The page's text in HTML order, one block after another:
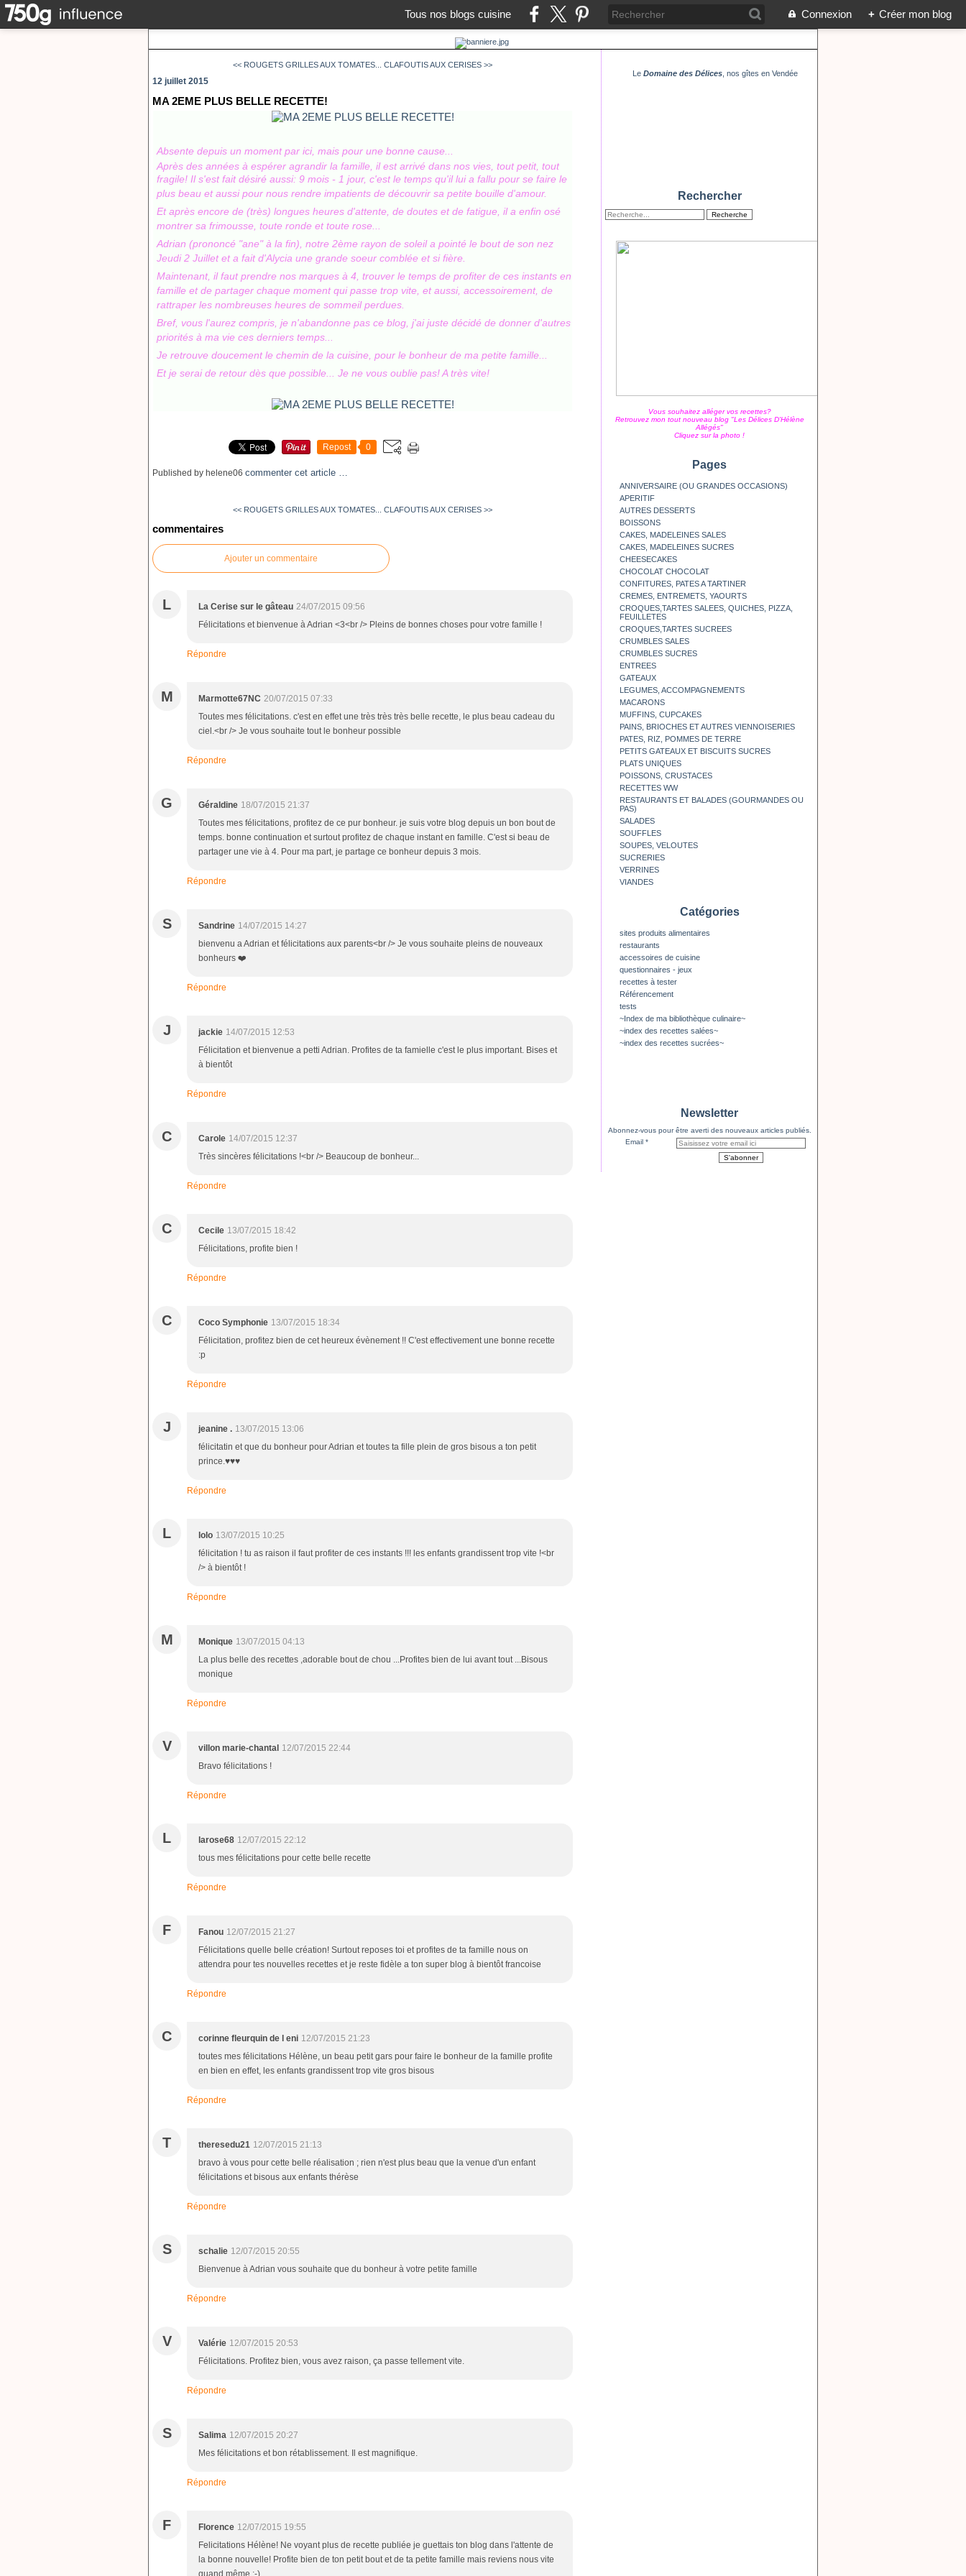
Tous nos blogs cuisine Connexion + Créer mon blog
<< ROUGETS GRILLES AUX TOMATES... CLAFOUTIS AUX CERISES >>
12 juillet 2015
MA 2EME PLUS BELLE RECETTE!
Absente depuis un moment par ici, mais pour une bonne cause...
Après des années à espérer agrandir la famille, il est arrivé dans nos vies, tout petit, tout
fragile! Il s'est fait désiré aussi: 9 mois - 1 jour, c'est le temps qu'il lui a fallu pour se faire le
plus beau et aussi pour nous rendre impatients de découvrir sa petite bouille d'amour.
Et après encore de (très) longues heures d'attente, de doutes et de fatigue, il a enfin osé
montrer sa frimousse, toute ronde et toute rose...
Adrian (prononcé "ane" à la fin), notre 2ème rayon de soleil a pointé le bout de son nez
Jeudi 2 Juillet et a fait d'Alycia une grande soeur comblée et si fière.
Maintenant, il faut prendre nos marques à 4, trouver le temps de profiter de ces instants en
famille et de partager chaque moment qui passe trop vite, et aussi, accessoirement, de
rattraper les nombreuses heures de sommeil perdues.
Bref, vous l'aurez compris, je n'abandonne pas ce blog, j'ai juste décidé de donner d'autres
priorités à ma vie ces derniers temps...
Je retrouve doucement le chemin de la cuisine, pour le bonheur de ma petite famille...
Et je serai de retour dès que possible... Je ne vous oublie pas! A très vite!
Repost 0
Published by helene06 commenter cet article …
<< ROUGETS GRILLES AUX TOMATES... CLAFOUTIS AUX CERISES >>
commentaires
Ajouter un commentaire
L La Cerise sur le gâteau 24/07/2015 09:56
Félicitations et bienvenue à Adrian <3<br /> Pleins de bonnes choses pour votre famille !
Répondre
M Marmotte67NC 20/07/2015 07:33
Toutes mes félicitations. c'est en effet une très très très belle recette, le plus beau cadeau du
ciel.<br /> Je vous souhaite tout le bonheur possible
Répondre
G Géraldine 18/07/2015 21:37
Toutes mes félicitations, profitez de ce pur bonheur. je suis votre blog depuis un bon bout de
temps. bonne continuation et surtout profitez de chaque instant en famille. C'est si beau de
partager une vie à 4. Pour ma part, je partage ce bonheur depuis 3 mois.
Répondre
S Sandrine 14/07/2015 14:27
bienvenu a Adrian et félicitations aux parents<br /> Je vous souhaite pleins de nouveaux
bonheurs ❤️
Répondre
J jackie 14/07/2015 12:53
Félicitation et bienvenue a petti Adrian. Profites de ta famielle c'est le plus important. Bises et
à bientôt
Répondre
C Carole 14/07/2015 12:37
Très sincères félicitations !<br /> Beaucoup de bonheur...
Répondre
C Cecile 13/07/2015 18:42
Félicitations, profite bien !
Répondre
C Coco Symphonie 13/07/2015 18:34
Félicitation, profitez bien de cet heureux évènement !! C'est effectivement une bonne recette
:p
Répondre
J jeanine . 13/07/2015 13:06
félicitatin et que du bonheur pour Adrian et toutes ta fille plein de gros bisous a ton petit
prince.♥♥♥
Répondre
L lolo 13/07/2015 10:25
félicitation ! tu as raison il faut profiter de ces instants !!! les enfants grandissent trop vite !<br
/> à bientôt !
Répondre
M Monique 13/07/2015 04:13
La plus belle des recettes ,adorable bout de chou ...Profites bien de lui avant tout ...Bisous
monique
Répondre
V villon marie-chantal 12/07/2015 22:44
Bravo félicitations !
Répondre
L larose68 12/07/2015 22:12
tous mes félicitations pour cette belle recette
Répondre
F Fanou 12/07/2015 21:27
Félicitations quelle belle création! Surtout reposes toi et profites de ta famille nous on
attendra pour tes nouvelles recettes et je reste fidèle a ton super blog à bientôt francoise
Répondre
C corinne fleurquin de l eni 12/07/2015 21:23
toutes mes félicitations Hélène, un beau petit gars pour faire le bonheur de la famille profite
en bien en effet, les enfants grandissent trop vite gros bisous
Répondre
T theresedu21 12/07/2015 21:13
bravo à vous pour cette belle réalisation ; rien n'est plus beau que la venue d'un enfant
félicitations et bisous aux enfants thérèse
Répondre
S schalie 12/07/2015 20:55
Bienvenue à Adrian vous souhaite que du bonheur à votre petite famille
Répondre
V Valérie 12/07/2015 20:53
Félicitations. Profitez bien, vous avez raison, ça passe tellement vite.
Répondre
S Salima 12/07/2015 20:27
Mes félicitations et bon rétablissement. Il est magnifique.
Répondre
F Florence 12/07/2015 19:55
Felicitations Hélène! Ne voyant plus de recette publiée je guettais ton blog dans l'attente de
la bonne nouvelle! Profite bien de ton petit bout et de ta petite famille mais reviens nous vite
quand même ;-)
Le Domaine des Délices, nos gîtes en Vendée
Rechercher
Vous souhaitez alléger vos recettes?
Retrouvez mon tout nouveau blog "Les Délices D'Hélène
Allégés"
Cliquez sur la photo !
Pages
ANNIVERSAIRE (OU GRANDES OCCASIONS)
APERITIF
AUTRES DESSERTS
BOISSONS
CAKES, MADELEINES SALES
CAKES, MADELEINES SUCRES
CHEESECAKES
CHOCOLAT CHOCOLAT
CONFITURES, PATES A TARTINER
CREMES, ENTREMETS, YAOURTS
CROQUES,TARTES SALEES, QUICHES, PIZZA,
FEUILLETES
CROQUES,TARTES SUCREES
CRUMBLES SALES
CRUMBLES SUCRES
ENTREES
GATEAUX
LEGUMES, ACCOMPAGNEMENTS
MACARONS
MUFFINS, CUPCAKES
PAINS, BRIOCHES ET AUTRES VIENNOISERIES
PATES, RIZ, POMMES DE TERRE
PETITS GATEAUX ET BISCUITS SUCRES
PLATS UNIQUES
POISSONS, CRUSTACES
RECETTES WW
RESTAURANTS ET BALADES (GOURMANDES OU
PAS)
SALADES
SOUFFLES
SOUPES, VELOUTES
SUCRERIES
VERRINES
VIANDES
Catégories
sites produits alimentaires
restaurants
accessoires de cuisine
questionnaires - jeux
recettes à tester
Référencement
tests
~Index de ma bibliothèque culinaire~
~index des recettes salées~
~index des recettes sucrées~
Newsletter
Abonnez-vous pour être averti des nouveaux articles publiés.
Email